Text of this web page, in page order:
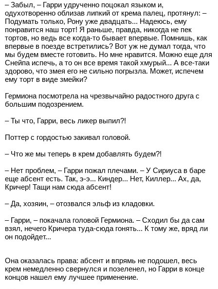
– Забыл, – Гарри удрученно поцокал языком и,
одухотворенно облизав липкий от крема палец, протянул: –
Подумать только, Рону уже двадцать... Надеюсь, ему
понравится наш торт! Я раньше, правда, никогда не пек
тортов, но ведь все когда-то бывает впервые. Помнишь, как
впервые в поезде встретились? Вот уж не думал тогда, что
мы будем вместе готовить. Но мне нравится. Можно еще для
Снейпа испечь, а то он все время такой хмурый... А все-таки
здорово, что змея его не сильно погрызла. Может, испечем
ему торт в виде змейки?
Гермиона посмотрела на чрезвычайно радостного друга с
большим подозрением.
– Ты что, Гарри, весь ликер выпил?!
Поттер с гордостью закивал головой.
– Что же мы теперь в крем добавлять будем?!
– Нет проблем, – Гарри пожал плечами. – У Сириуса в баре
еще абсент есть. Так, э-э... Киндер... Нет, Киллер... Ах, да,
Кричер! Тащи нам сюда абсент!
– Да, хозяин, – отозвался эльф из кладовки.
– Гарри, – покачала головой Гермиона. – Сходил бы да сам
взял, нечего Кричера туда-сюда гонять... К тому же, вряд ли
он подойдет...
Она оказалась права: абсент и впрямь не подошел, весь
крем немедленно свернулся и позеленел, но Гарри в конце
концов нашел ему лучшее применение.